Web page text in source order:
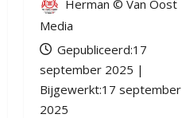
Herman © Van Oost
Media
Gepubliceerd:17
september 2025 |
Bijgewerkt:17 september
2025